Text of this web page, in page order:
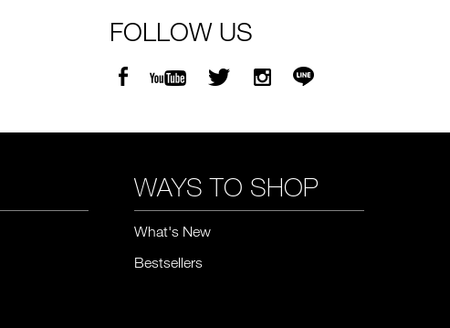
FOLLOW US
WAYS TO SHOP
What's New
Bestsellers